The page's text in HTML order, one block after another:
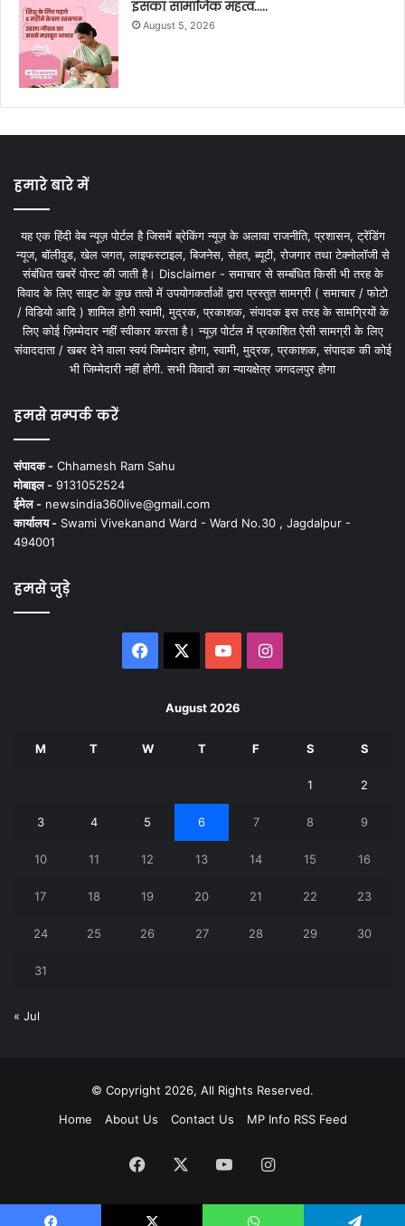
इसका सामाजिक महत्व…..
August 5, 2026
हमारे बारे में
यह एक हिंदी वेब न्यूज़ पोर्टल है जिसमें ब्रेकिंग न्यूज़ के अलावा राजनीति, प्रशासन, ट्रेंडिंग
न्यूज, बॉलीवुड, खेल जगत, लाइफस्टाइल, बिजनेस, सेहत, ब्यूटी, रोजगार तथा टेक्नोलॉजी से
संबंधित खबरें पोस्ट की जाती है। Disclaimer - समाचार से सम्बंधित किसी भी तरह के
विवाद के लिए साइट के कुछ तत्वों में उपयोगकर्ताओं द्वारा प्रस्तुत सामग्री ( समाचार / फोटो
/ विडियो आदि ) शामिल होगी स्वामी, मुद्रक, प्रकाशक, संपादक इस तरह के सामग्रियों के
लिए कोई ज़िम्मेदार नहीं स्वीकार करता है। न्यूज़ पोर्टल में प्रकाशित ऐसी सामग्री के लिए
संवाददाता / खबर देने वाला स्वयं जिम्मेदार होगा, स्वामी, मुद्रक, प्रकाशक, संपादक की कोई
भी जिम्मेदारी नहीं होगी. सभी विवादों का न्यायक्षेत्र जगदलपुर होगा
हमसे सम्पर्क करें
संपादक - Chhamesh Ram Sahu
मोबाइल - 9131052524
ईमेल - newsindia360live@gmail.com
कार्यालय - Swami Vivekanand Ward - Ward No.30 , Jagdalpur -
494001
हमसे जुड़े
Facebook YouTubeInstagram
August 2026
M T W T F S S
1 2
3 4 5 6 7 8 9
10 11 12 13 14 15 16
17 18 19 20 21 22 23
24 25 26 27 28 29 30
31
« Jul
© Copyright 2026, All Rights Reserved.
Home
About Us Contact Us MP Info RSS Feed
Facebook YouTubeInstagram